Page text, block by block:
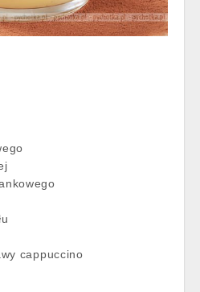
cappuccino